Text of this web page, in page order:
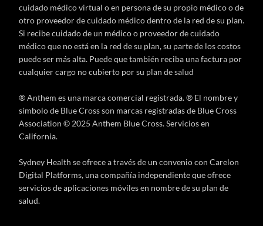
cuidado médico virtual o en persona de su propio médico o de
otro proveedor de cuidado médico dentro de la red de su plan.
Si recibe cuidado de un médico o proveedor de cuidado
médico que no está en la red de su plan, su parte de los costos
puede ser más alta. Puede que también reciba una factura por
cualquier cargo no cubierto por su plan de salud
® Anthem es una marca comercial registrada. ® El nombre y
símbolo de Blue Cross son marcas registradas de Blue Cross
Association © 2025 Anthem Blue Cross. Servicios en
California.
Sydney Health se ofrece a través de un convenio con Carelon
Digital Platforms, una compañía independiente que ofrece
servicios de aplicaciones móviles en nombre de su plan de
salud.